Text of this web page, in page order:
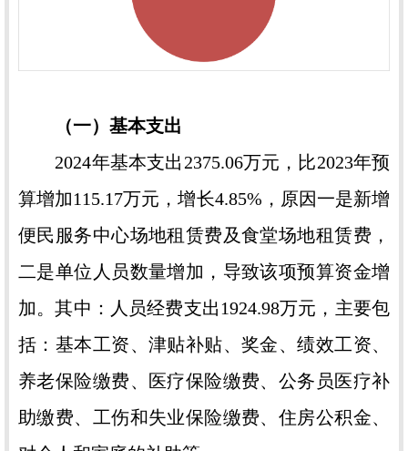
（一）基本支出
2024年基本支出2375.06万元，比2023年预
算增加115.17万元，增长4.85%，原因一是新增
便民服务中心场地租赁费及食堂场地租赁费，
二是单位人员数量增加，导致该项预算资金增
加。其中：人员经费支出1924.98万元，主要包
括：基本工资、津贴补贴、奖金、绩效工资、
养老保险缴费、医疗保险缴费、公务员医疗补
助缴费、工伤和失业保险缴费、住房公积金、